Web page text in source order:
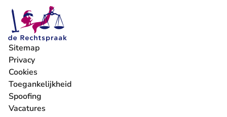
Sitemap
Privacy
Cookies
Toegankelijkheid
Spoofing
Vacatures
- U verlaat Rechtspraak.nl